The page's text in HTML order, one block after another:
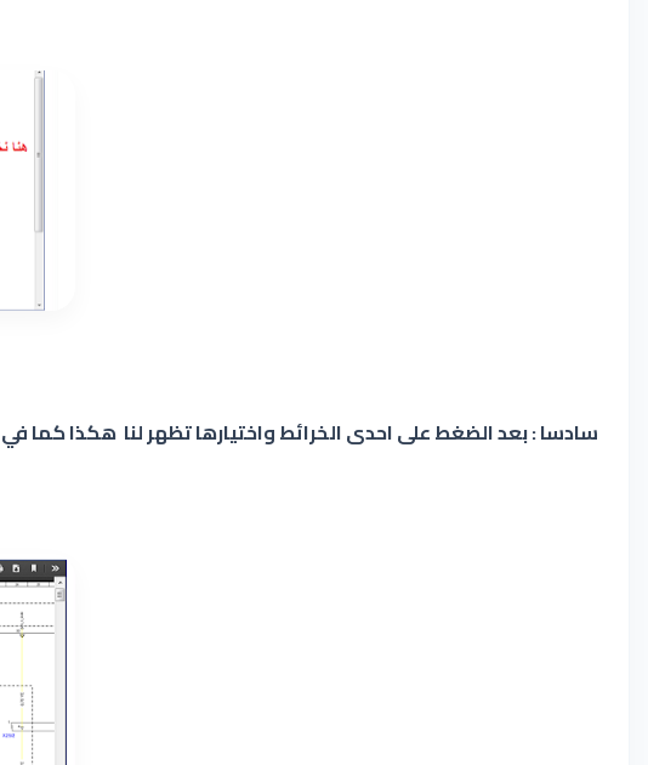
سادسا : بعد الضغط على احدى الخرائط واختيارها تظهر لنا هكذا كما